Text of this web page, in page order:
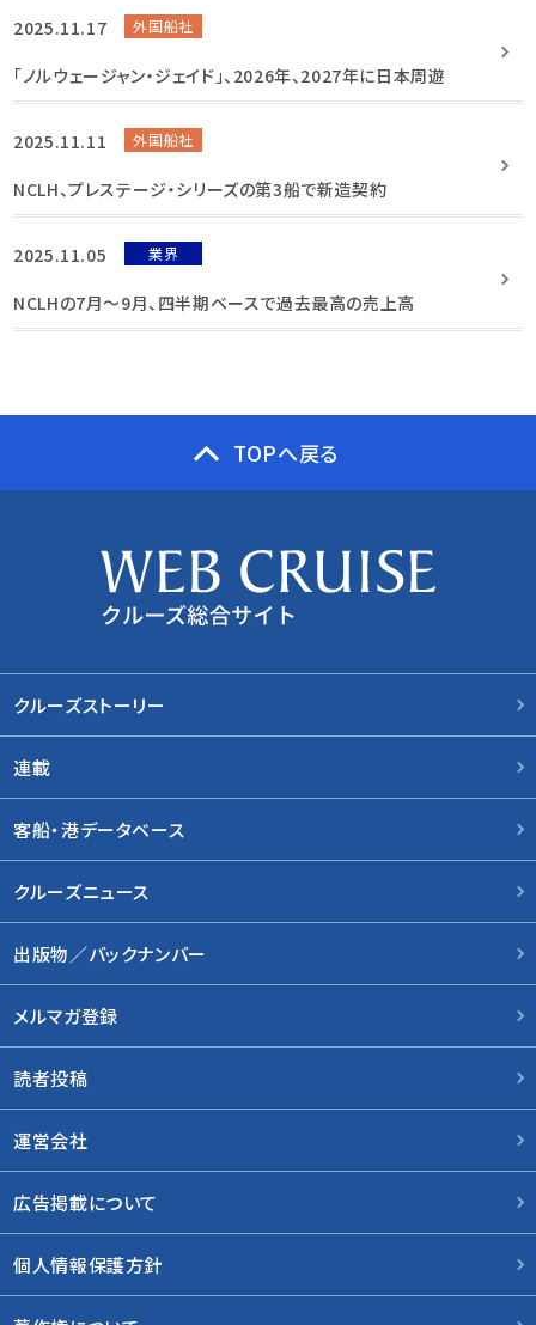
2025.11.17 外国船社
「ノルウェージャン・ジェイド」、2026年、2027年に日本周遊
2025.11.11 外国船社
NCLH、プレステージ・シリーズの第3船で新造契約
2025.11.05 業界
NCLHの7月〜9月、四半期ベースで過去最高の売上高
TOPへ戻る
クルーズストーリー
連載
客船・港データベース
クルーズニュース
出版物／バックナンバー
メルマガ登録
読者投稿
運営会社
広告掲載について
個人情報保護方針